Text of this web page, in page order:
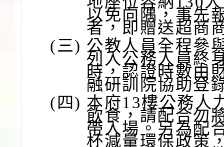
以免向隅，事先
者，即贈送超商
(三) 公教人員全程參
列入公務人員終
時，認證時數由
融研訓院協助登
(四) 本府13樓公務人
飲食，請配合勿
帶入場。另為配
杯減量環保政策